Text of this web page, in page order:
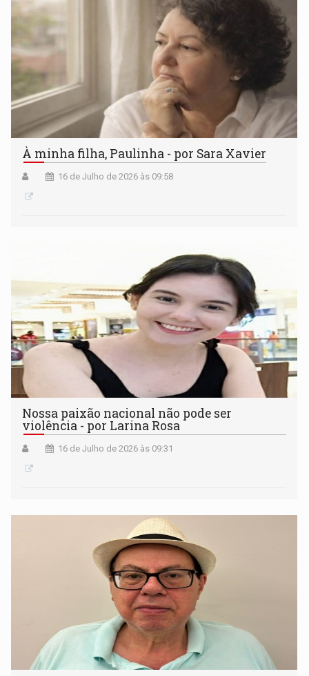
À minha filha, Paulinha - por Sara Xavier
16 de Julho de 2026 às 09:58
Nossa paixão nacional não pode ser
violência - por Larina Rosa
16 de Julho de 2026 às 09:31